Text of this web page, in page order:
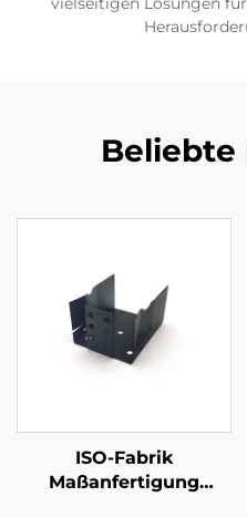
Beliebte
ISO-Fabrik
Maßanfertigung